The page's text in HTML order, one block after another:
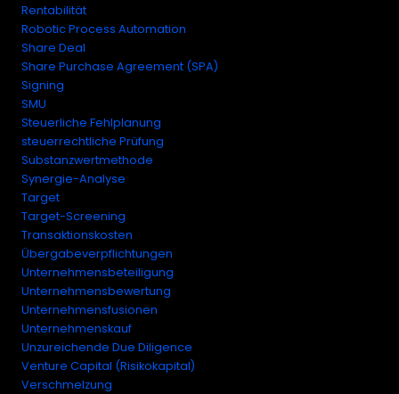
Rentabilität
Robotic Process Automation
Share Deal
Share Purchase Agreement (SPA)
Signing
SMU
Steuerliche Fehlplanung
steuerrechtliche Prüfung
Substanzwertmethode
Synergie-Analyse
Target
Target-Screening
Transaktionskosten
Übergabeverpflichtungen
Unternehmensbeteiligung
Unternehmensbewertung
Unternehmensfusionen
Unternehmenskauf
Unzureichende Due Diligence
Venture Capital (Risikokapital)
Verschmelzung